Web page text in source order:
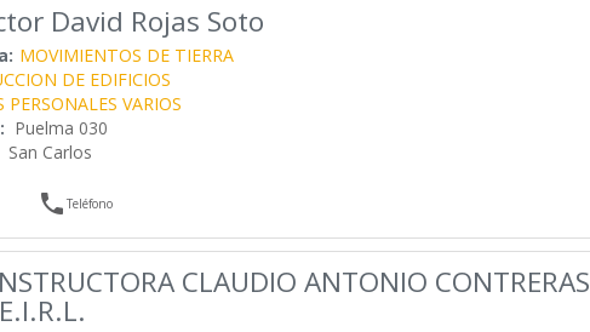
David Rojas Soto
MOVIMIENTOS DE TIERRA
DE EDIFICIOS
PERSONALES VARIOS
Puelma 030
San Carlos
Teléfono
CLAUDIO ANTONIO CONTRERAS